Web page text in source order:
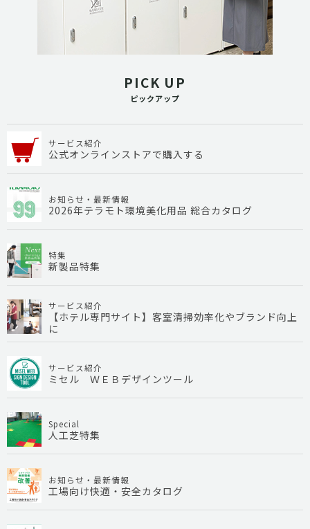
PICK UP
ピックアップ
サービス紹介
公式オンラインストアで購入する
お知らせ・最新情報
2026年テラモト環境美化用品 総合カタログ
特集
新製品特集
サービス紹介
【ホテル専門サイト】客室清掃効率化やブランド向上
に
サービス紹介
ミセル ＷＥＢデザインツール
Special
人工芝特集
お知らせ・最新情報
工場向け快適・安全カタログ